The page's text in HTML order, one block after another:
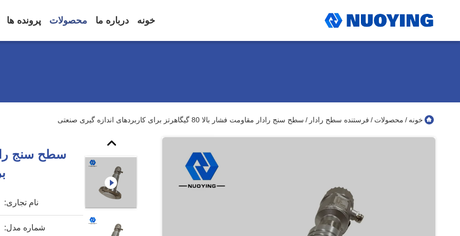
خونه درباره ما محصولات پرونده ها
خونه / محصولات / فرستنده سطح رادار / سطح سنج رادار مقاومت فشار بالا 80 گیگاهرتز برای کاربردهای اندازه گیری صنعتی
نام تجاری:
شماره مدل: